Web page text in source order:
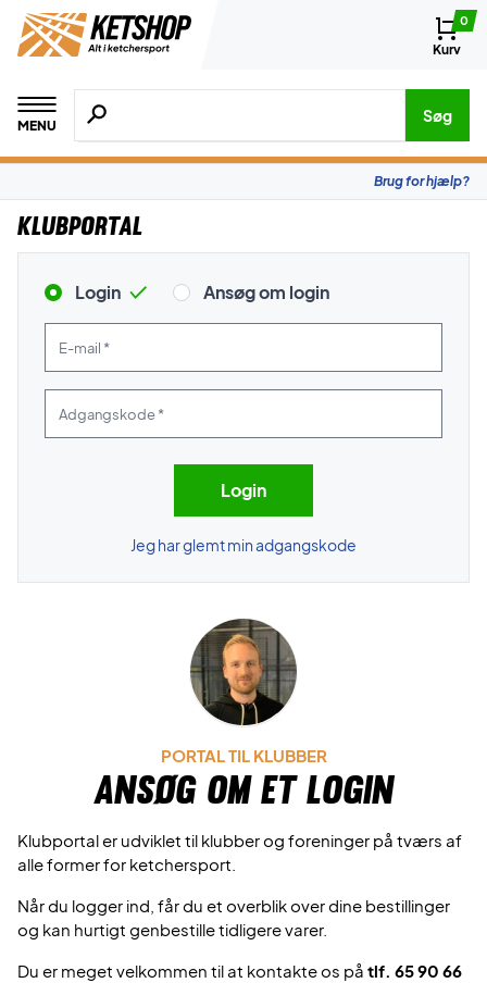
0
Kurv
MENU
Søg efter produkter, mærker etc.
Søg
Brug for hjælp?
Klubportal
Login Ansøg om login
Jeg har glemt min adgangskode
PORTAL TIL KLUBBER
Ansøg om et login
Klubportal er udviklet til klubber og foreninger på tværs af
alle former for ketchersport.
Når du logger ind, får du et overblik over dine bestillinger
og kan hurtigt genbestille tidligere varer.
Du er meget velkommen til at kontakte os på tlf. 65 90 66